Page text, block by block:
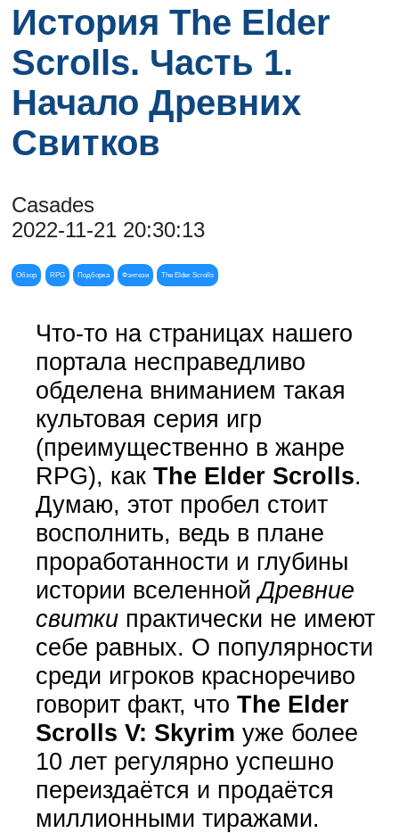
История The Elder
Scrolls. Часть 1.
Начало Древних
Свитков
Casades
2022-11-21 20:30:13
Обзор RPG Подборка Фэнтези The Elder Scrolls
Что-то на страницах нашего
портала несправедливо
обделена вниманием такая
культовая серия игр
(преимущественно в жанре
RPG), как The Elder Scrolls.
Думаю, этот пробел стоит
восполнить, ведь в плане
проработанности и глубины
истории вселеннойДревние
свиткипрактически не имеют
себе равных. О популярности
среди игроков красноречиво
говорит факт, что The Elder
Scrolls V: Skyrim уже более
10 лет регулярно успешно
переиздаётся и продаётся
миллионными тиражами.